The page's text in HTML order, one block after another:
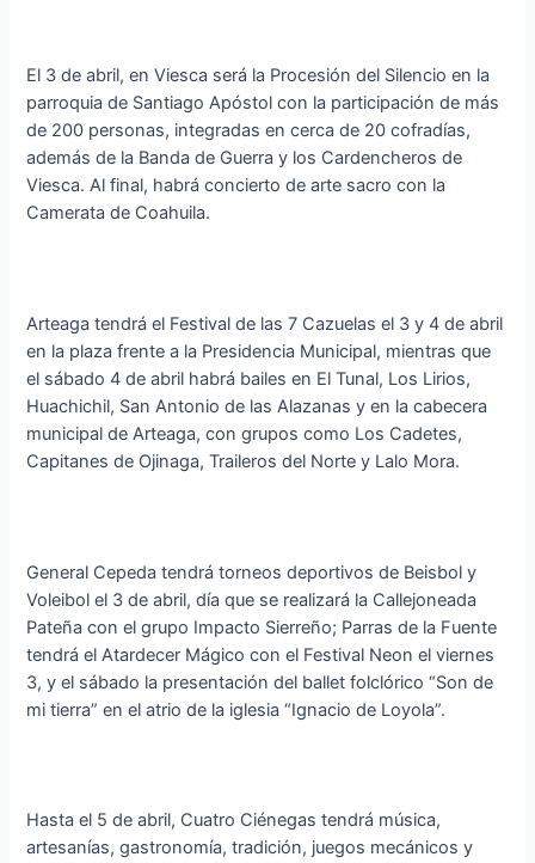
El 3 de abril, en Viesca será la Procesión del Silencio en la
parroquia de Santiago Apóstol con la participación de más
de 200 personas, integradas en cerca de 20 cofradías,
además de la Banda de Guerra y los Cardencheros de
Viesca. Al final, habrá concierto de arte sacro con la
Camerata de Coahuila.
Arteaga tendrá el Festival de las 7 Cazuelas el 3 y 4 de abril
en la plaza frente a la Presidencia Municipal, mientras que
el sábado 4 de abril habrá bailes en El Tunal, Los Lirios,
Huachichil, San Antonio de las Alazanas y en la cabecera
municipal de Arteaga, con grupos como Los Cadetes,
Capitanes de Ojinaga, Traileros del Norte y Lalo Mora.
General Cepeda tendrá torneos deportivos de Beisbol y
Voleibol el 3 de abril, día que se realizará la Callejoneada
Pateña con el grupo Impacto Sierreño; Parras de la Fuente
tendrá el Atardecer Mágico con el Festival Neon el viernes
3, y el sábado la presentación del ballet folclórico “Son de
mi tierra” en el atrio de la iglesia “Ignacio de Loyola”.
Hasta el 5 de abril, Cuatro Ciénegas tendrá música,
artesanías, gastronomía, tradición, juegos mecánicos y